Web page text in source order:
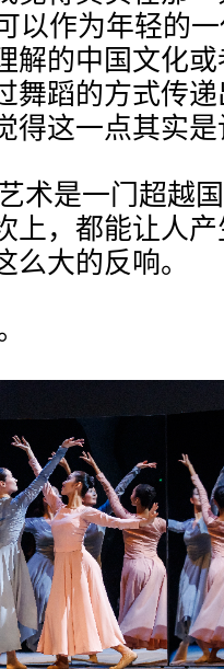
以作为年轻的
解的中国文化
舞蹈的方式传
得这一点其实
术是一门超越
上，都能让人
么大的反响。